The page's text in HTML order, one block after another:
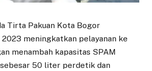
Tirta Pakuan Kota Bogor
meningkatkan pelayanan ke
menambah kapasitas SPAM
50 liter perdetik dan